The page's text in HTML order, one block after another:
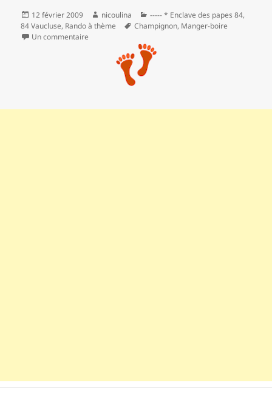
Publié
le
12 février 2009 Auteur
nicoulina Catégories
----- * Enclave des papes 84,
84 Vaucluse, Rando à thème Mots-
clés
Champignon, Manger-boire
Un commentaire sur A la découverte du diamant noir